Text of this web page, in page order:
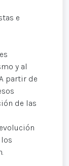
e
y al
partir de
de las